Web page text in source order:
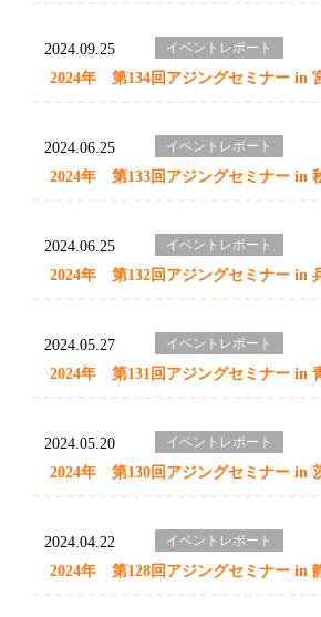
2024.09.25 イベントレポート
2024年 第134回アジングセミナー in
2024.06.25 イベントレポート
2024年 第133回アジングセミナー in
2024.06.25 イベントレポート
2024年 第132回アジングセミナー in
2024.05.27 イベントレポート
2024年 第131回アジングセミナー in
2024.05.20 イベントレポート
2024年 第130回アジングセミナー in
2024.04.22 イベントレポート
2024年 第128回アジングセミナー in